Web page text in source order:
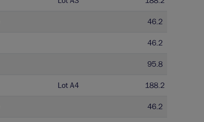
46.2
46.2
95.8
Lot A4 188.2
46.2